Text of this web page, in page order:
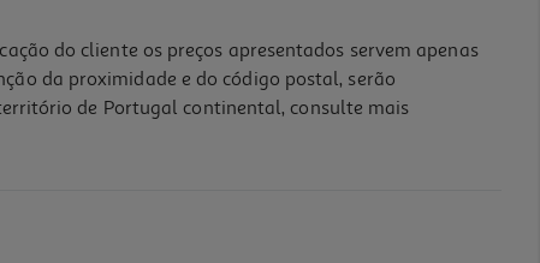
do cliente os preços apresentados servem apenas
da proximidade e do código postal, serão
de Portugal continental, consulte mais